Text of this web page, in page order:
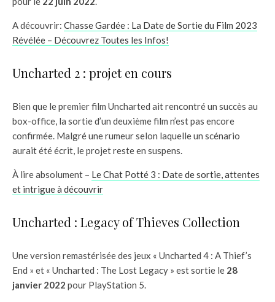
A découvrir: Chasse Gardée : La Date de Sortie du Film 2023
Révélée – Découvrez Toutes les Infos!
Uncharted 2 : projet en cours
Bien que le premier film Uncharted ait rencontré un succès au
box-office, la sortie d’un deuxième film n’est pas encore
confirmée. Malgré une rumeur selon laquelle un scénario
aurait été écrit, le projet reste en suspens.
À lire absolument – Le Chat Potté 3 : Date de sortie, attentes
et intrigue à découvrir
Uncharted : Legacy of Thieves Collection
Une version remastérisée des jeux « Uncharted 4 : A Thief’s
End » et « Uncharted : The Lost Legacy » est sortie le 28
janvier 2022 pour PlayStation 5.